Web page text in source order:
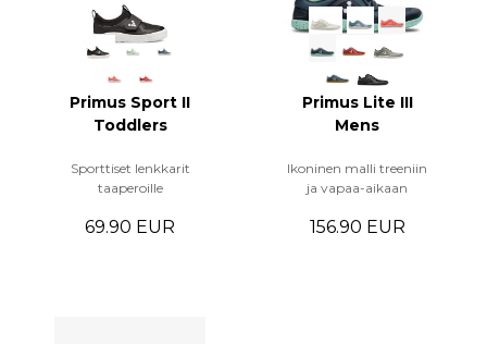
Primus Sport II
Toddlers
Sporttiset lenkkarit
taaperoille
69.90 EUR
Primus Lite III
Mens
Ikoninen malli treeniin
ja vapaa-aikaan
156.90 EUR